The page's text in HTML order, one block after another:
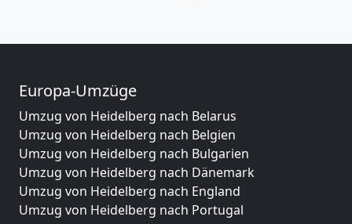
Europa-Umzüge
Umzug von Heidelberg nach Belarus
Umzug von Heidelberg nach Belgien
Umzug von Heidelberg nach Bulgarien
Umzug von Heidelberg nach Dänemark
Umzug von Heidelberg nach England
Umzug von Heidelberg nach Portugal